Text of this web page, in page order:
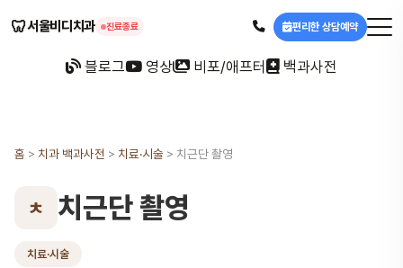
🦷서울비디치과 진료종료 편리한 상담예약
블로그 영상 비포/애프터 백과사전
홈 > 치과 백과사전 > 치료·시술 > 치근단 촬영
ㅊ 치근단 촬영
치료·시술